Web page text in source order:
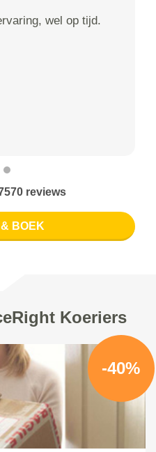
wel op tijd.
reviews
BOEK
Koeriers
-40%